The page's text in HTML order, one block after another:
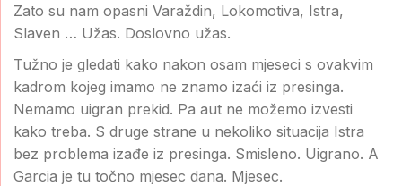
Zato su nam opasni Varaždin, Lokomotiva, Istra,
Slaven … Užas. Doslovno užas.
Tužno je gledati kako nakon osam mjeseci s ovakvim
kadrom kojeg imamo ne znamo izaći iz presinga.
Nemamo uigran prekid. Pa aut ne možemo izvesti
kako treba. S druge strane u nekoliko situacija Istra
bez problema izađe iz presinga. Smisleno. Uigrano. A
Garcia je tu točno mjesec dana. Mjesec.